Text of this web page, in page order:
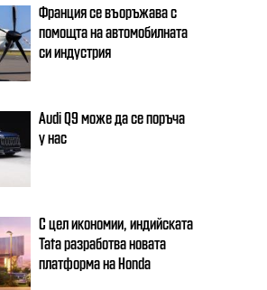
Франция се въоръжава с
помощта на автомобилната
си индустрия
Audi Q9 може да се поръча
у нас
С цел икономии, индийската
Tata разработва новата
платформа на Honda